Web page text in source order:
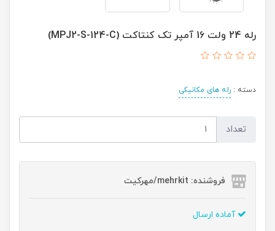
رله 24 ولت 16 آمپر تک کنتاکت (MPJ2-S-124-C)
دسته : رله های مکانیکی
تعداد
فروشنده: mehrkit/مهرکیت
آماده ارسال